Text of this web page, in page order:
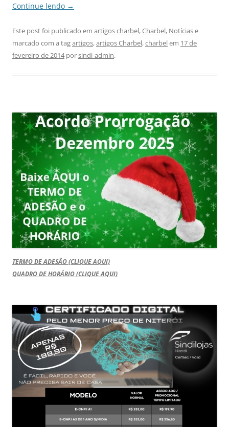
Continue lendo →
Este post foi publicado em artigos charbel,Charbel, Notíciase
marcado com a tagartigos,artigos Charbel,charbelem 17 de
fevereiro de 2014porsindi-admin.
TERMO DE ADESÃO (CLIQUE AQUI)
QUADRO DE HORÁRIO (CLIQUE AQUI)